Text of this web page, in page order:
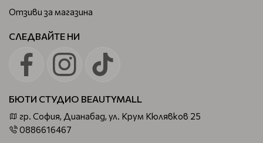
Отзиви за магазина
СЛЕДВАЙТЕ НИ
БЮТИ СТУДИО BEAUTYMALL
гр. София, Дианабад, ул. Крум Кюлявков 25
0886616467